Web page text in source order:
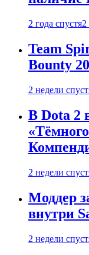
2 года спустя2
Team
Bounty
2 недели
В Dota 2
2 недели
Моддер
внутри
2 недели